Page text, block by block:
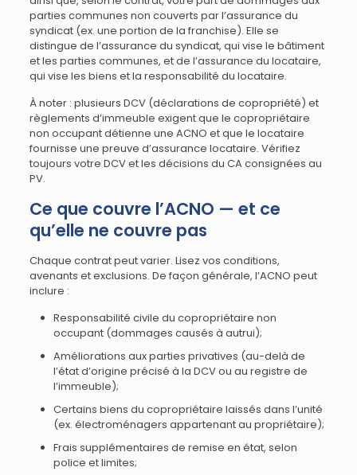
parties communes non couverts par l’assurance du
syndicat (ex. une portion de la franchise). Elle se
distingue de l’assurance du syndicat, qui vise le bâtiment
et les parties communes, et de l’assurance du locataire,
qui vise les biens et la responsabilité du locataire.
À noter : plusieurs DCV (déclarations de copropriété) et
règlements d’immeuble exigent que le copropriétaire
non occupant détienne une ACNO et que le locataire
fournisse une preuve d’assurance locataire. Vérifiez
toujours votre DCV et les décisions du CA consignées au
PV.
Ce que couvre l’ACNO — et ce
qu’elle ne couvre pas
Chaque contrat peut varier. Lisez vos conditions,
avenants et exclusions. De façon générale, l’ACNO peut
inclure :
Responsabilité civile du copropriétaire non
occupant (dommages causés à autrui);
Améliorations aux parties privatives (au-delà de
l’état d’origine précisé à la DCV ou au registre de
l’immeuble);
Certains biens du copropriétaire laissés dans l’unité
(ex. électroménagers appartenant au propriétaire);
Frais supplémentaires de remise en état, selon
police et limites;